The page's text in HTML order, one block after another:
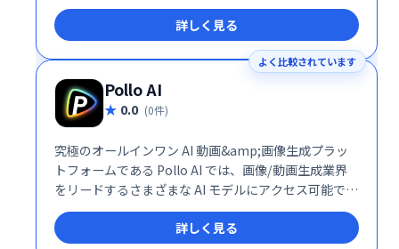
詳しく見る
よく比較されています
Pollo AI
0.0 (0件)
究極のオールインワン AI 動画&amp;画像生成プラッ
トフォームである Pollo AI では、画像/動画生成業界
をリードするさまざまな AI モデルにアクセス可能で
す。
詳しく見る